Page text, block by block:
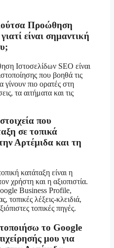
Προώθηση
είναι σημαντική
Ιστοσελίδων SEO είναι
που βοηθά τις
γίνουν πιο ορατές στη
τα αιτήματα και τις
που
σε τοπικά
Αρτέμιδα και τη
κατάταξη είναι η
χρήστη και η αξιοπιστία.
Business Profile,
τοπικές λέξεις-κλειδιά,
τοπικές πηγές.
το Google
μου για